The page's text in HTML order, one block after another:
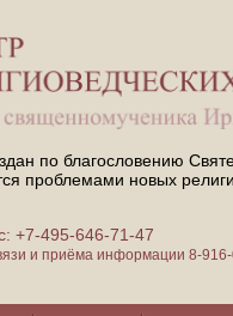
по благословению
проблемами новых
+7-495-646-71-47
и приёма информации 8-